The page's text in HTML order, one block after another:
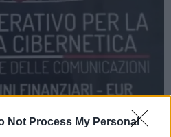
Not Process My Personal
di Stato ha eseguito un